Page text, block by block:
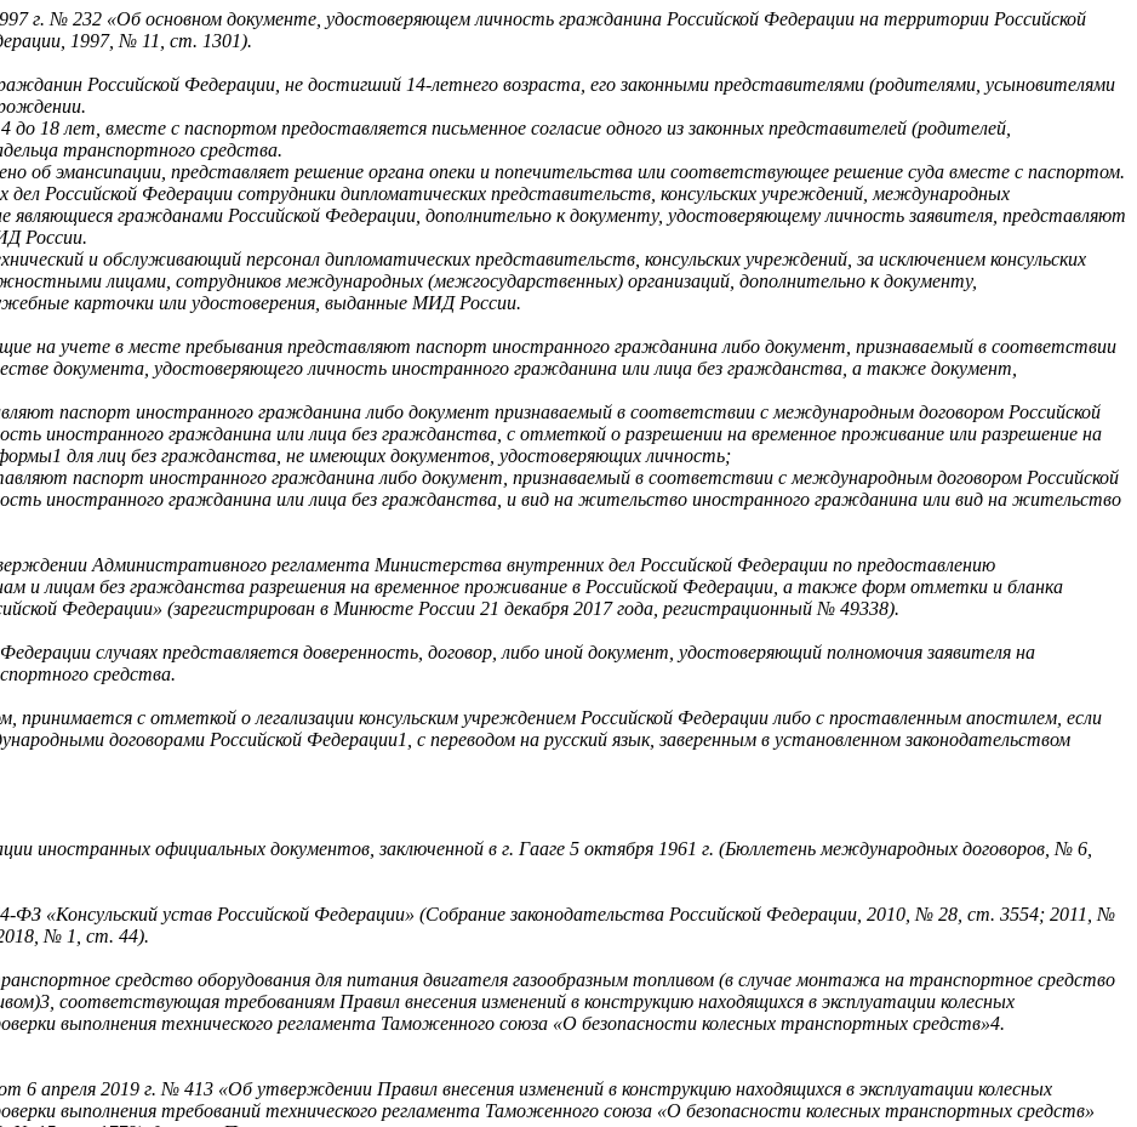
г. № 232 «Об основном документе, удостоверяющем личность гражданина Российской Федерации на территории Российской
1997, № 11, ст. 1301).
Российской Федерации, не достигший 14-летнего возраста, его законными представителями (родителями, усыновителями
до 18 лет, вместе с паспортом предоставляется письменное согласие одного из законных представителей (родителей,
транспортного средства.
об эмансипации, представляет решение органа опеки и попечительства или соответствующее решение суда вместе с паспортом.
Российской Федерации сотрудники дипломатических представительств, консульских учреждений, международных
являющиеся гражданами Российской Федерации, дополнительно к документу, удостоверяющему личность заявителя, представляют
России.
и обслуживающий персонал дипломатических представительств, консульских учреждений, за исключением консульских
лицами, сотрудников международных (межгосударственных) организаций, дополнительно к документу,
карточки или удостоверения, выданные МИД России.
на учете в месте пребывания представляют паспорт иностранного гражданина либо документ, признаваемый в соответствии
документа, удостоверяющего личность иностранного гражданина или лица без гражданства, а также документ,
паспорт иностранного гражданина либо документ признаваемый в соответствии с международным договором Российской
иностранного гражданина или лица без гражданства, с отметкой о разрешении на временное проживание или разрешение на
для лиц без гражданства, не имеющих документов, удостоверяющих личность;
паспорт иностранного гражданина либо документ, признаваемый в соответствии с международным договором Российской
иностранного гражданина или лица без гражданства, и вид на жительство иностранного гражданина или вид на жительство
Административного регламента Министерства внутренних дел Российской Федерации по предоставлению
и лицам без гражданства разрешения на временное проживание в Российской Федерации, а также форм отметки и бланка
Федерации» (зарегистрирован в Минюсте России 21 декабря 2017 года, регистрационный № 49338).
случаях представляется доверенность, договор, либо иной документ, удостоверяющий полномочия заявителя на
средства.
с отметкой о легализации консульским учреждением Российской Федерации либо с проставленным апостилем, если
договорами Российской Федерации1, с переводом на русский язык, заверенным в установленном законодательством
иностранных официальных документов, заключенной в г. Гааге 5 октября 1961 г. (Бюллетень международных договоров, № 6,
«Консульский устав Российской Федерации» (Собрание законодательства Российской Федерации, 2010, № 28, ст. 3554; 2011, №
№ 1, ст. 44).
средство оборудования для питания двигателя газообразным топливом (в случае монтажа на транспортное средство
соответствующая требованиям Правил внесения изменений в конструкцию находящихся в эксплуатации колесных
выполнения технического регламента Таможенного союза «О безопасности колесных транспортных средств»4.
6 апреля 2019 г. № 413 «Об утверждении Правил внесения изменений в конструкцию находящихся в эксплуатации колесных
выполнения требований технического регламента Таможенного союза «О безопасности колесных транспортных средств»